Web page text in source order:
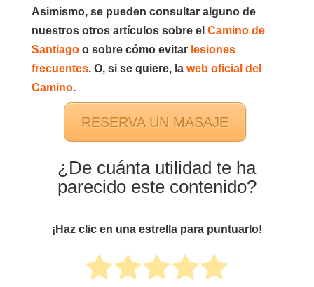
Asimismo, se pueden consultar alguno de
nuestros otros artículos sobre el Camino de
Santiagoo sobre cómo evitar lesiones
frecuentes. O, si se quiere, la web oficial del
Camino.
RESERVA UN MASAJE
¿De cuánta utilidad te ha
parecido este contenido?
¡Haz clic en una estrella para puntuarlo!